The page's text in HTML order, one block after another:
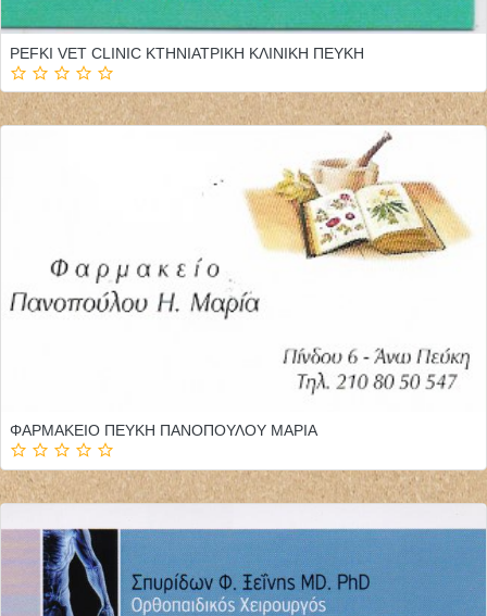
PEFKI VET CLINIC ΚΤΗΝΙΑΤΡΙΚΗ ΚΛΙΝΙΚΗ ΠΕΥΚΗ
ΦΑΡΜΑΚΕΙΟ ΠΕΥΚΗ ΠΑΝΟΠΟΥΛΟΥ ΜΑΡΙΑ